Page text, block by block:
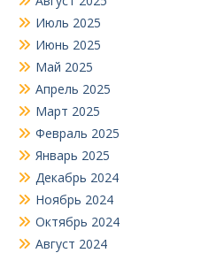
Июль 2025
Июнь 2025
Май 2025
Апрель 2025
Март 2025
Февраль 2025
Январь 2025
Декабрь 2024
Ноябрь 2024
Октябрь 2024
Август 2024